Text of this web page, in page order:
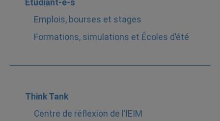
Étudiant-e-s
Emplois, bourses et stages
Formations, simulations et Écoles d’été
Think Tank
Centre de réflexion de l’IEIM